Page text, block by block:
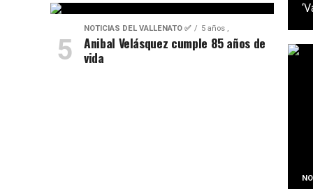
NOTICIAS DEL VALLENATO ✅ 5 años ,
Anibal Velásquez cumple 85 años de
vida